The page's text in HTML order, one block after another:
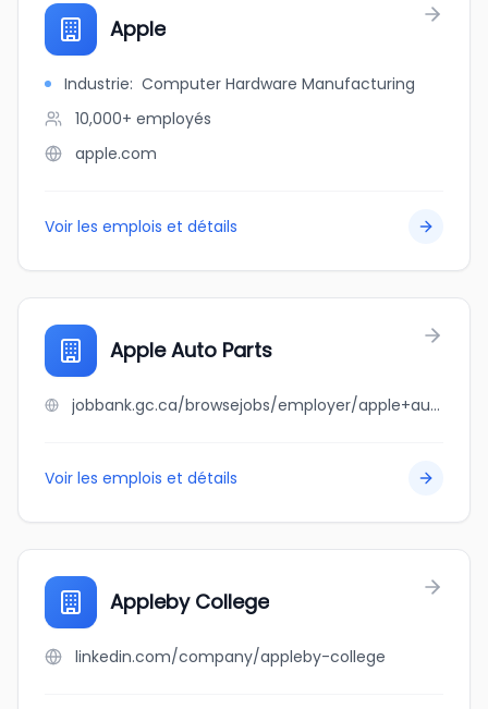
Apple
Industrie: Computer Hardware Manufacturing
10,000+ employés
apple.com
Voir les emplois et détails
Apple Auto Parts
jobbank.gc.ca/browsejobs/employer/apple+auto+parts/ca
Voir les emplois et détails
Appleby College
linkedin.com/company/appleby-college